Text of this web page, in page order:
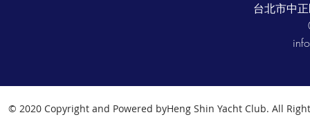
台北市中
© 2020 Copyright and Powered byHeng Shin Yacht Club. All